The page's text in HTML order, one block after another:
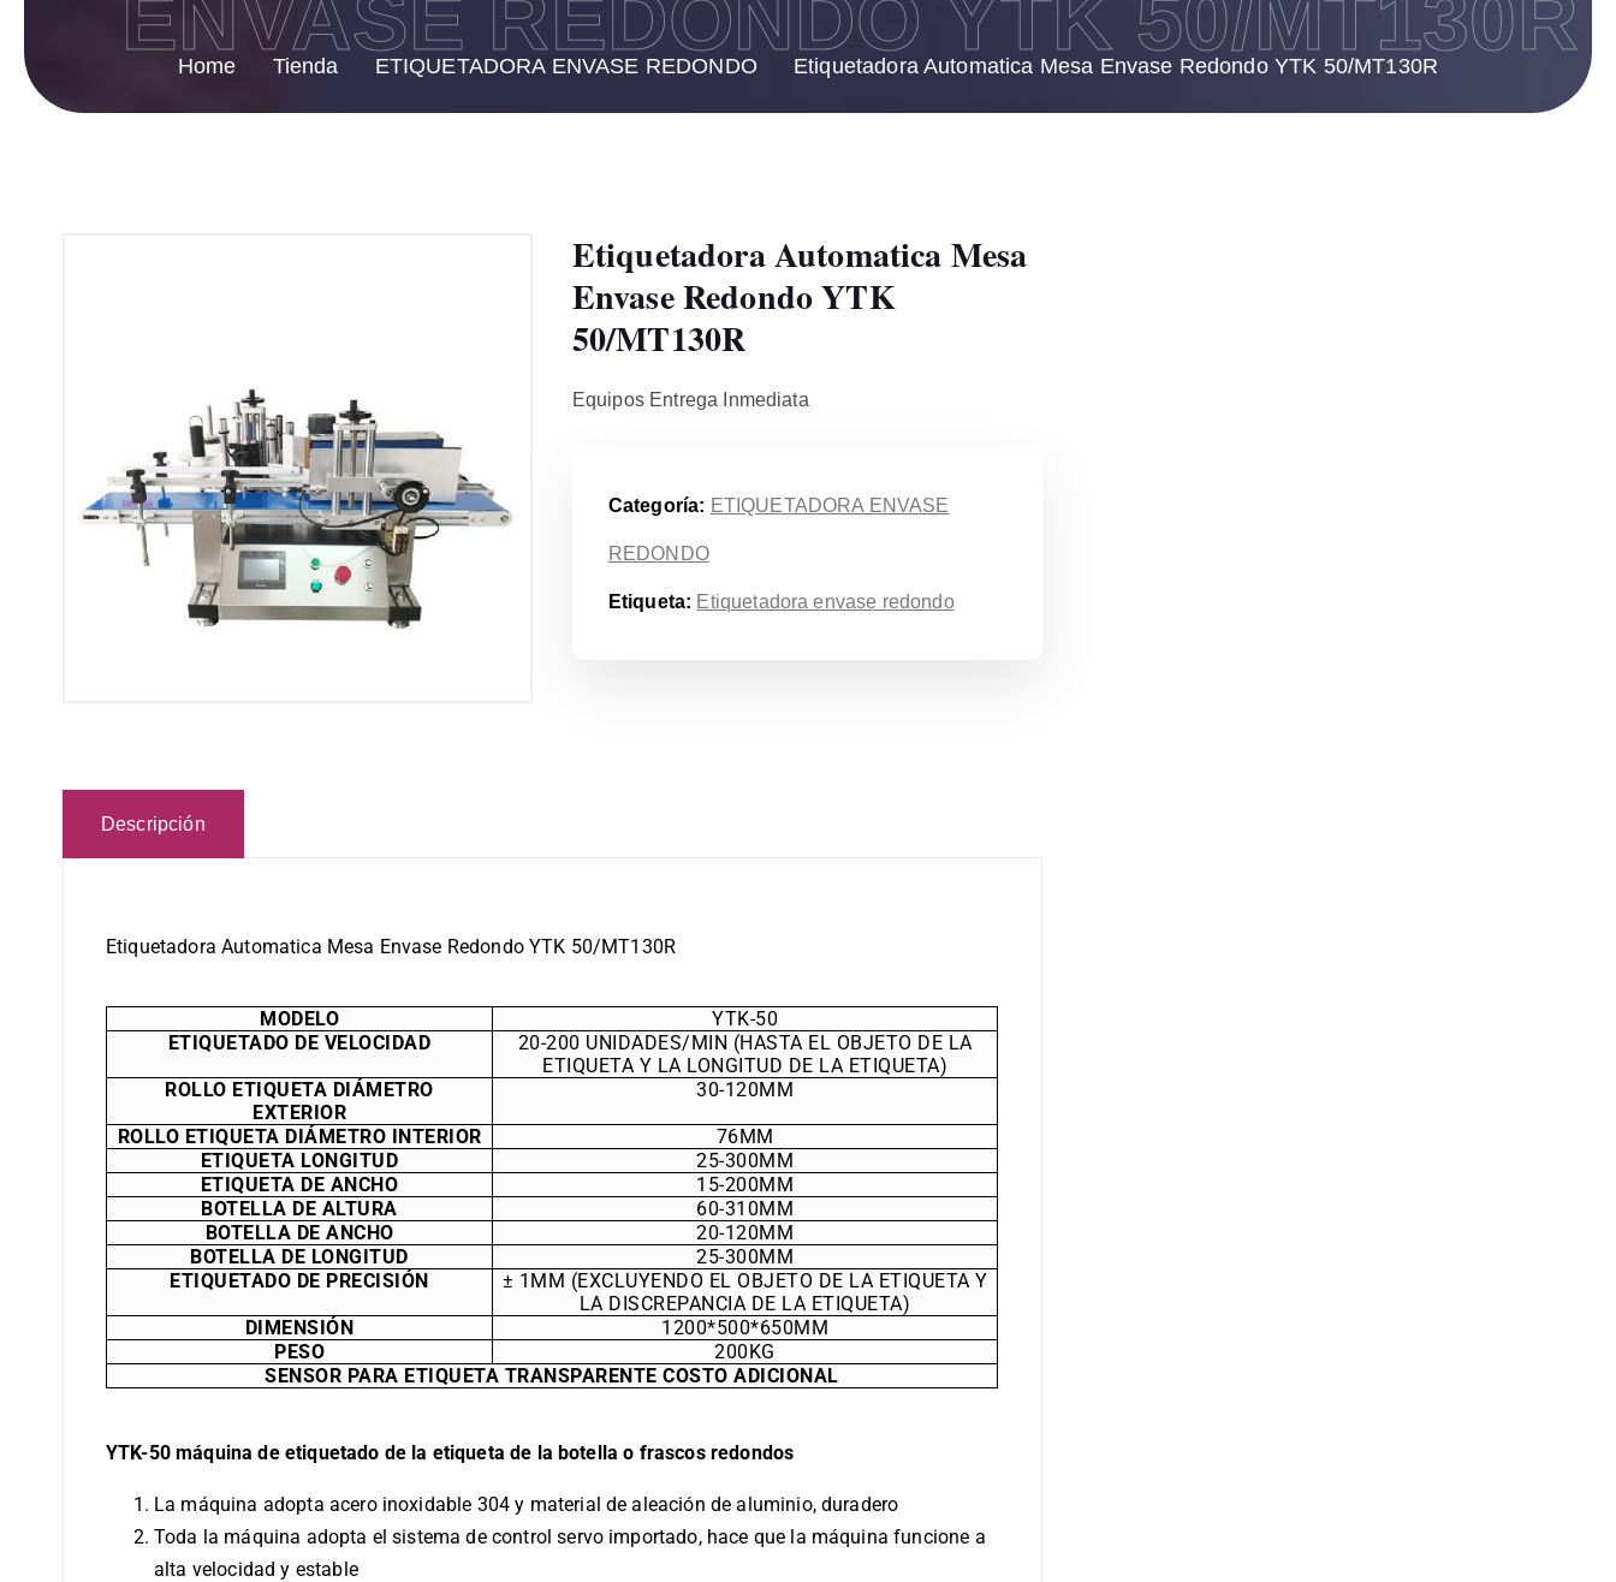
ENVASE REDONDO YTK 50/MT130R
Home Tienda ETIQUETADORA ENVASE REDONDO Etiquetadora Automatica Mesa Envase Redondo YTK 50/MT130R
Etiquetadora Automatica Mesa
Envase Redondo YTK
50/MT130R
Equipos Entrega Inmediata
Categoría: ETIQUETADORA ENVASE
REDONDO
Etiqueta: Etiquetadora envase redondo
Descripción
Etiquetadora Automatica Mesa Envase Redondo YTK 50/MT130R
MODELO
YTK-50
ETIQUETADO DE VELOCIDAD
20-200 UNIDADES/MIN (HASTA EL OBJETO DE LA
ETIQUETA Y LA LONGITUD DE LA ETIQUETA)
ROLLO ETIQUETA DIÁMETRO
EXTERIOR
30-120MM
ROLLO ETIQUETA DIÁMETRO INTERIOR
76MM
ETIQUETA LONGITUD
25-300MM
ETIQUETA DE ANCHO
15-200MM
BOTELLA DE ALTURA
60-310MM
BOTELLA DE ANCHO
20-120MM
BOTELLA DE LONGITUD
25-300MM
ETIQUETADO DE PRECISIÓN
± 1MM (EXCLUYENDO EL OBJETO DE LA ETIQUETA Y
LA DISCREPANCIA DE LA ETIQUETA)
DIMENSIÓN
1200*500*650MM
PESO
200KG
SENSOR PARA ETIQUETA TRANSPARENTE COSTO ADICIONAL
YTK-50 máquina de etiquetado de la etiqueta de la botella o frascos redondos
La máquina adopta acero inoxidable 304 y material de aleación de aluminio, duradero
Toda la máquina adopta el sistema de control servo importado, hace que la máquina funcione a
alta velocidad y estable